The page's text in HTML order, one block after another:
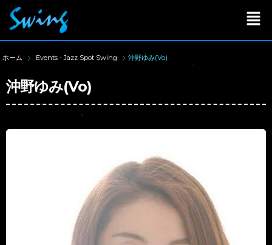
ホーム Events - Jazz Spot Swing 沖野ゆみ(Vo)
沖野ゆみ(Vo)